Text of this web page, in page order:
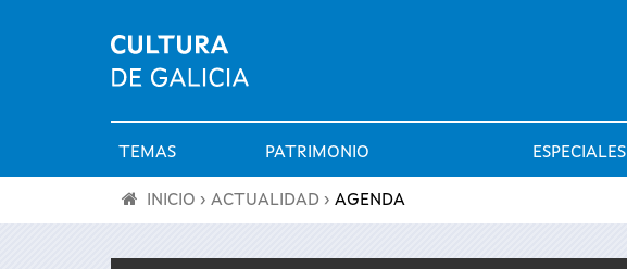
Menú
principal
TEMAS PATRIMONIO ESPECIALES
INICIO › ACTUALIDAD › AGENDA